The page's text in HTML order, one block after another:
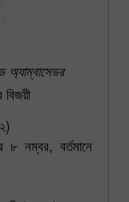
অ্যাম্বাসেডর
বিজয়ী
৮ নম্বর, বর্তমানে